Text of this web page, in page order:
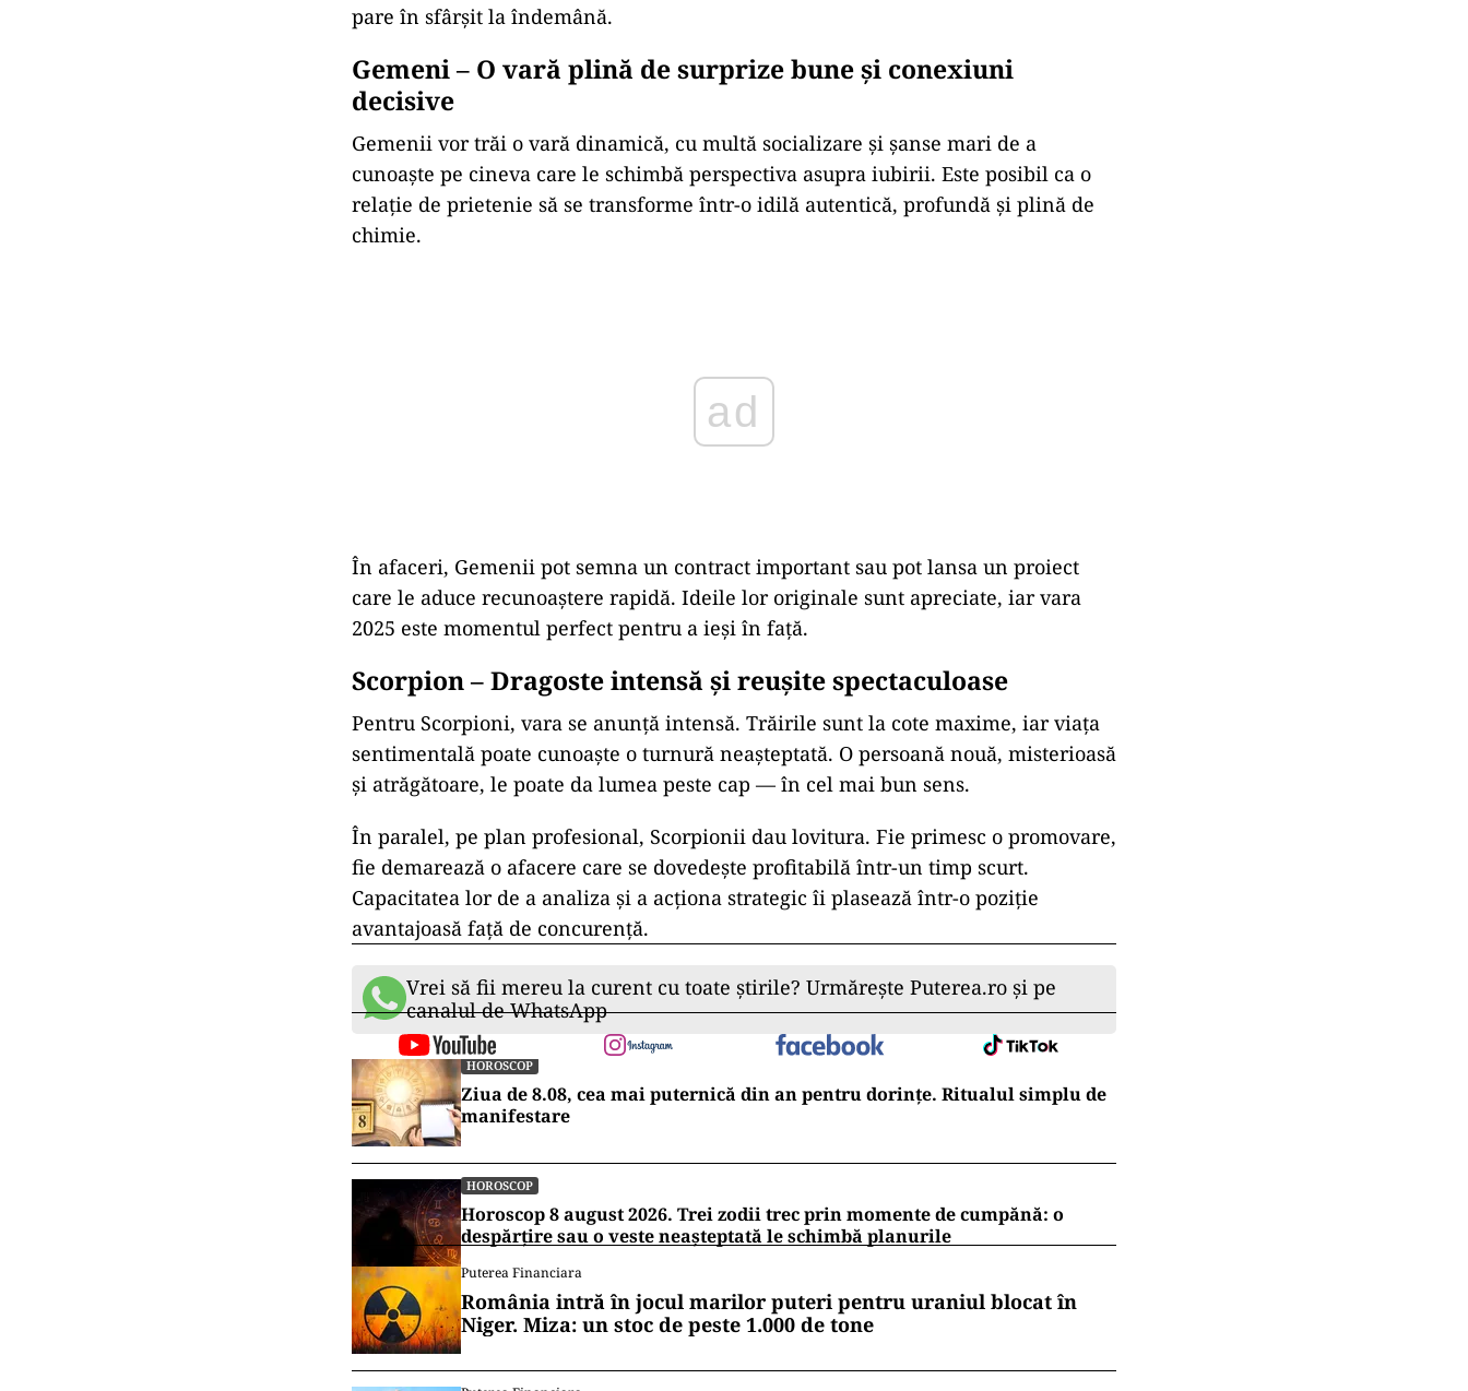
pare în sfârșit la îndemână.
Gemeni – O vară plină desurprizebuneși conexiuni
decisive
Gemenii vortrăi o vară dinamică, cu multă socializare și șanse mari de a
cunoaște pe cineva care le schimbă perspectiva asupra iubirii. Este posibil ca o
relație de prietenie să se transforme într-o idilă autentică, profundă și plină de
chimie.
ad
În afaceri, Gemenii pot semna un contract important sau pot lansa un proiect
care le aduce recunoaștere rapidă. Ideile lor originale sunt apreciate, iarvara
2025 este momentul perfect pentru a ieși în față.
Scorpion –Dragosteintensă șireușitespectaculoase
Pentru Scorpioni, vara se anunță intensă. Trăirile sunt la cote maxime, iarviața
sentimentală poate cunoaște o turnură neașteptată. O persoană nouă, misterioasă
și atrăgătoare, le poate da lumea peste cap — în cel mai bun sens.
În paralel, pe plan profesional, Scorpionii dau lovitura. Fie primesc o promovare,
fie demarează o afacere care se dovedește profitabilă într-un timp scurt.
Capacitatea lor de a analiza și a acționa strategic îi plasează într-o poziție
avantajoasă față de concurență.
Vrei să fii mereu la curent cu toate știrile? Urmărește Puterea.ro și pe
canalul de WhatsApp
HOROSCOP
Ziua de 8.08, cea mai puternică din an pentru dorințe. Ritualul simplu de
manifestare
HOROSCOP
Horoscop 8 august 2026. Trei zodii trec prin momente de cumpănă: o
despărțire sau o veste neașteptată le schimbă planurile
Puterea Financiara
România intră în jocul marilor puteri pentru uraniul blocat în
Niger. Miza: un stoc de peste 1.000 de tone